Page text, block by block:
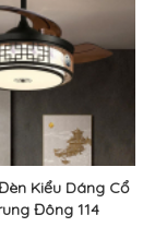
Kiểu Dáng Cổ
Đông 114